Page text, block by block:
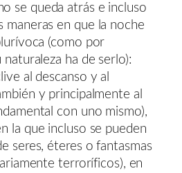
se queda atrás e incluso
maneras en que la noche
(como por
ha de serlo):
al descanso y al
y principalmente al
con uno mismo),
la que incluso se pueden
seres, éteres o fantasmas
terroríficos), en